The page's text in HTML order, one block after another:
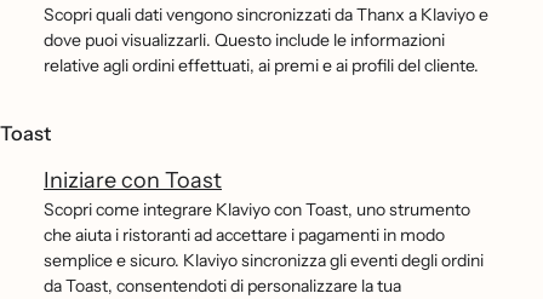
Scopri quali dati vengono sincronizzati da Thanx a Klaviyo e
dove puoi visualizzarli. Questo include le informazioni
relative agli ordini effettuati, ai premi e ai profili del cliente.
Toast
Iniziare con Toast
Scopri come integrare Klaviyo con Toast, uno strumento
che aiuta i ristoranti ad accettare i pagamenti in modo
semplice e sicuro. Klaviyo sincronizza gli eventi degli ordini
da Toast, consentendoti di personalizzare la tua